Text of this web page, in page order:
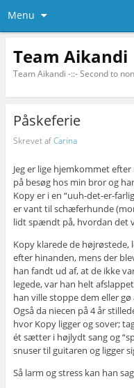
Menu
Team Aikandi
Team Aikandi -::- Second to
Påskeferie
Skrevet afCarina
Jeg er lige hjemkommet
på besøg hos min bror og
Kopy er i en “uuh-det-er-
er vant til schæferhunde
lidt spændt på, hvordan det
Kopy klarede de
efter hinanden, mens der
han fandt ud af, at de ikke
legede, var han helt
han ville stoppe dem eller gø
Også da niecen på 4 år
hvor Kopy ligger og sover;
ét sætter i højlydt sang og
snuser til guitaren og ligger
Så larm og stress kan han